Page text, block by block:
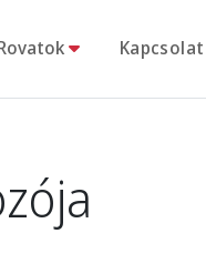
Kapcsolat